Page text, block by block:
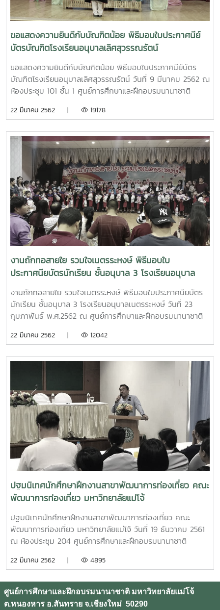
ขอแสดงความยินดีกับบัณฑิตน้อย พิธีมอบใบประกาศนีย์
บัตรบัณฑิตโรงเรียนอนุบาลเลิศสุวรรณรัตน์
ขอแสดงความยินดีกับบัณฑิตน้อย พิธีมอบใบประกาศนีย์บัตร
บัณฑิตโรงเรียนอนุบาลเลิศสุวรรณรัตน์ วันที่ 9 มีนาคม 2562 ณ
ห้องประชุม 101 ชั้น 1 ศูนย์การศึกษาและฝึกอบรมนานาชาติ
22 มีนาคม 2562 | 19178
งานถักทอสายใย รวมใจเนตรระหงษ์ พิธีมอบใบ
ประกาศนียบัตรนักเรียน ชั้นอนุบาล 3 โรงเรียนอนุบาล
เนตรระหงษ์
งานถักทอสายใย รวมใจเนตรระหงษ์ พิธีมอบใบประกาศนียบัตร
นักเรียน ชั้นอนุบาล 3 โรงเรียนอนุบาลเนตรระหงษ์ วันที่ 23
กุมภาพันธ์ พ.ศ.2562 ณ ศูนย์การศึกษาและฝึกอบรมนานาชาติ
22 มีนาคม 2562 | 12042
ปฐมนิเทศนักศึกษาฝึกงานสาขาพัฒนาการท่องเที่ยว คณะ
พัฒนาการท่องเที่ยว มหาวิทยาลัยแม่โจ้
ปฐมนิเทศนักศึกษาฝึกงานสาขาพัฒนาการท่องเที่ยว คณะ
พัฒนาการท่องเที่ยว มหาวิทยาลัยแม่โจ้ วันที่ 19 ธันวาคม 2561
ณ ห้องประชุม 204 ศูนย์การศึกษาและฝึกอบรมนานาชาติ
22 มีนาคม 2562 | 4895
ศูนย์การศึกษาและฝึกอบรมนานาชาติ มหาวิทยาลัยแม่โจ้
ต.หนองหาร อ.สันทราย จ.เชียงใหม่ 50290